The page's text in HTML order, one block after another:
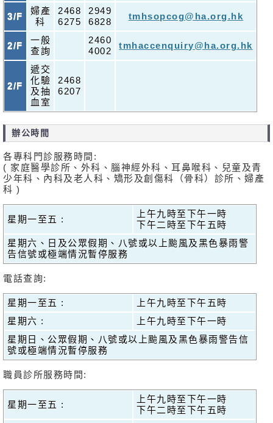
3/F
婦產
科
2468
6275
2949
6828
tmhsopcog@ha.org.hk
2/F
一般
查詢
2460
4002
tmhaccenquiry@ha.org.hk
2/F
遞交
化驗
及抽
血室
2468
6207
辦公時間
各專科門診服務時間:
( 家庭醫學診所、外科、腦神經外科、耳鼻喉科、兒童及青
少年科、內科及老人科、矯形及創傷科（骨科）診所、婦產
科 )
星期一至五 :
上午九時至下午一時
下午二時至下午五時
星期六、日及公眾假期、八號或以上颱風及黑色暴雨警
告信號或極端情況暫停服務
電話查詢:
星期一至五 :
上午九時至下午五時
星期六 :
上午九時至下午一時
星期日、公眾假期、八號或以上颱風及黑色暴雨警告信
號或極端情況暫停服務
職員診所服務時間:
星期一至五 :
上午九時至下午一時
下午二時至下午五時